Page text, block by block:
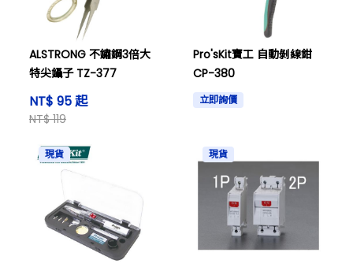
ALSTRONG 不鏽鋼3倍大
特尖鑷子 TZ-377
NT$ 95 起
NT$ 119
Pro'sKit寶工 自動剝線鉗
CP-380
立即詢價
現貨 現貨